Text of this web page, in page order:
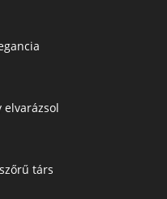
elvarázsol
társ